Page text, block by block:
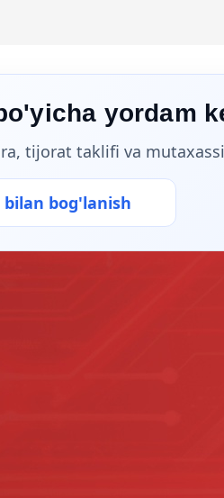
yordam
tijorat taklifi va
bilan bog'lanish